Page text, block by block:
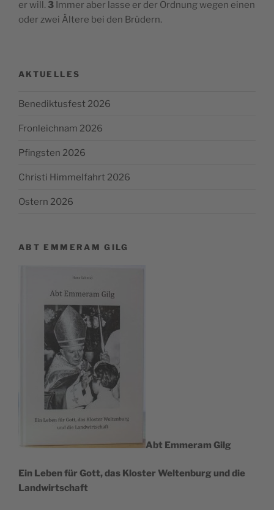
er will. 3 Immer aber lasse er der Ordnung wegen einen
oder zwei Ältere bei den Brüdern.
AKTUELLES
Benediktusfest 2026
Fronleichnam 2026
Pfingsten 2026
Christi Himmelfahrt 2026
Ostern 2026
ABT EMMERAM GILG
Abt Emmer­am Gilg
Ein Leben für Gott, das Klos­ter Wel­ten­burg und die
Landwirtschaft